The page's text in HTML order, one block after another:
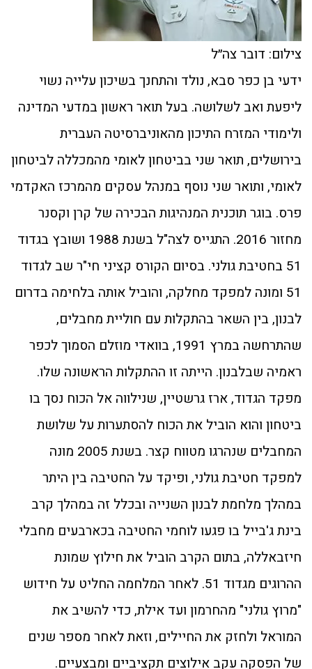
צילום: דובר צה״ל
ידעי בן כפר סבא, נולד והתחנך בשיכון עלייה נשוי
ליפעת ואב לשלושה. בעל תואר ראשון במדעי המדינה
ולימודי המזרח התיכון מהאוניברסיטה העברית
בירושלים, תואר שני בביטחון לאומי מהמכללה לביטחון
לאומי, ותואר שני נוסף במנהל עסקים מהמרכז האקדמי
פרס. בוגר תוכנית המנהיגות הבכירה של קרן וקסנר
מחזור 2016. התגייס לצה"ל בשנת 1988 ושובץ בגדוד
51 בחטיבת גולני. בסיום הקורס קציני חי"ר שב לגדוד
51 ומונה למפקד מחלקה, והוביל אותה בלחימה בדרום
לבנון, בין השאר בהתקלות עם חוליית מחבלים,
שהתרחשה במרץ 1991, בוואדי מוזלם הסמוך לכפר
ראמיה שבלבנון. הייתה זו ההתקלות הראשונה שלו.
מפקד הגדוד, ארז גרשטיין, שנילווה אל הכוח נסך בו
ביטחון והוא הוביל את הכוח להסתערות על שלושת
המחבלים שנהרגו מטווח קצר. בשנת 2005 מונה
למפקד חטיבת גולני, ופיקד על החטיבה בין היתר
במהלך מלחמת לבנון השנייה ובכלל זה במהלך קרב
בינת ג'בייל בו פגעו לוחמי החטיבה בכארבעים מחבלי
חיזבאללה, בתום הקרב הוביל את חילוץ שמונת
ההרוגים מגדוד 51. לאחר המלחמה החליט על חידוש
"מרוץ גולני" מהחרמון ועד אילת, כדי להשיב את
המוראל ולחזק את החיילים, וזאת לאחר מספר שנים
של הפסקה עקב אילוצים תקציביים ומבצעיים.